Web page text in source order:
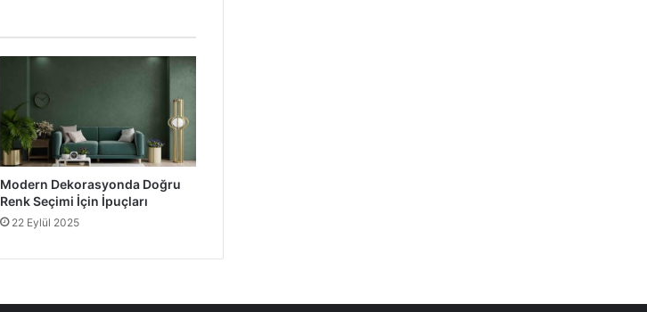
Modern Dekorasyonda Doğru
Renk Seçimi İçin İpuçları
22 Eylül 2025